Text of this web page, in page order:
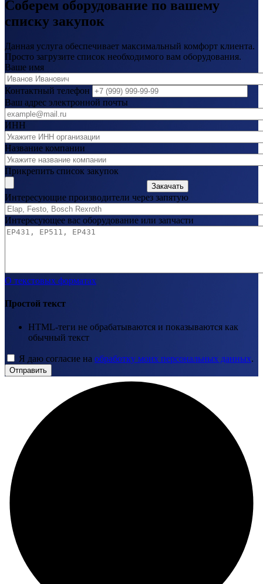
Соберем оборудование по вашему
списку закупок
Данная услуга обеспечивает максимальный комфорт клиента.
Просто загрузите список необходимого вам оборудования.
Ваше имя
Контактный телефон
Ваш адрес электронной почты
ИНН
Название компании
Прикрепить список закупок
Закачать
Интересующие производители через запятую
Интересующее вас оборудование или запчасти
О текстовых форматах
Простой текст
HTML-теги не обрабатываются и показываются как
обычный текст
Я даю согласие на обработку моих персональных данных.
Отправить